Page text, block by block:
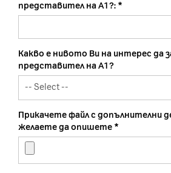
представител на А1?:
Какво е нивото Ви на интерес да
представител на А1?
Прикачете файл с допълнителни
желаете да опишете